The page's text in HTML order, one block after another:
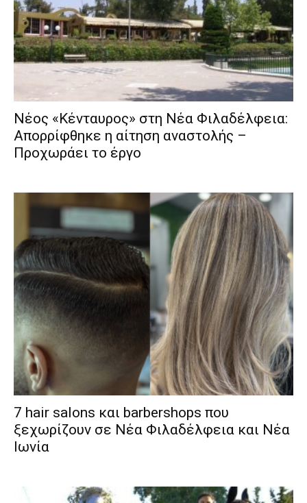
Νέος «Κένταυρος» στη Νέα Φιλαδέλφεια:
Απορρίφθηκε η αίτηση αναστολής –
Προχωράει το έργο
7 hair salons και barbershops που
ξεχωρίζουν σε Νέα Φιλαδέλφεια και Νέα
Ιωνία